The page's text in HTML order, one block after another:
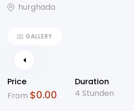
hurghada
GALLERY
Price
From $0.00
Duration
4 Stunden